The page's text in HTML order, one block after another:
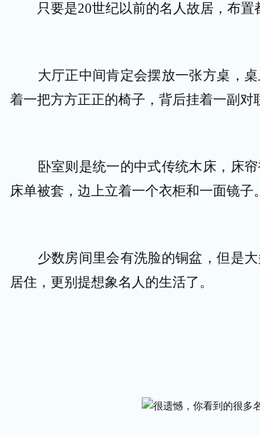
只要是20世纪以前的名人故居，布置
大厅正中间肯定会摆放一张方桌，桌
着一把方方正正的椅子，背后挂着一副对
卧室则是统一的中式传统木床，床帘
床单被套，边上立着一个衣柜和一面镜子。
少数房间里会有洗脸的铜盆，但是大
居住，更别提想象名人的生活了。